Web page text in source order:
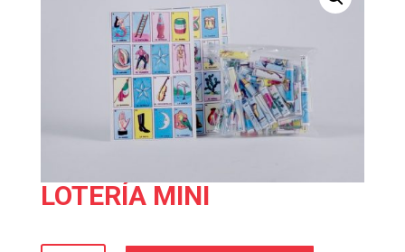
LOTERÍA MINI